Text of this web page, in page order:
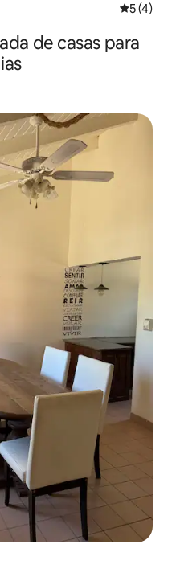
5 de
5 (4)
de casas para